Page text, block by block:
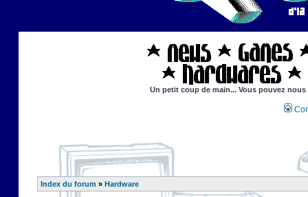
Un petit coup de main... Vous pouvez
Index du forum » Hardware